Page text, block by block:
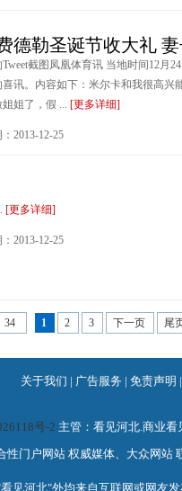
德勒圣诞节收大礼
截图凤凰体育讯 当地时间12月
讯。内容如下：米尔卡和我很高兴
姐姐了，假 ... [更多详细]
2013-12-25
[更多详细]
2013-12-25
34 1 2 3 下一页 尾
关于我们 | 广告服务 | 免责声明
号-2 主管：看见河北.商业
性门户网站 权威媒体、大众网站
见河北"外均来自互联网或网友